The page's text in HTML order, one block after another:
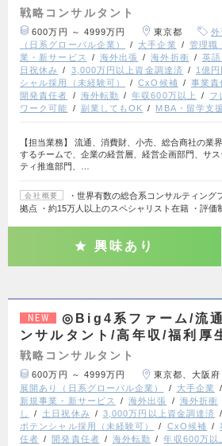
戦略コンサルタント
600万円 ～ 4999万円 東京都 外
（日系グローバル企業）
大手企業 管理職
業・新サービス
海外出張 海外折衝 英
日祝休み
3,000万円以上資金調達済 1億
シャル採用（未経験可）
CxO候補 事業責
開発責任者
海外転勤 年収600万以上 フ
ワーク可能
副業してもOK MBA・留学支
【担当業務】 流通、消費財、小売、総合商社の業
するチームで、企業の経営層、経営企画部門、サス
ティ推進部門、…
会社概要
・世界有数の総合系コンサルティング
拠点 ・約15万人以上のスペシャリスト在籍 ・評
興味あり
NEW
◎Big4系ファーム/流
ンサルタント/高年収/福利厚
戦略コンサルタント
600万円 ～ 4999万円 東京都、大阪府
展開あり（日系グローバル企業）
大手企業
新規事業・新サービス
海外出張 海外折衝
し
土日祝休み 3,000万円以上資金調達済
ポテンシャル採用（未経験可）
CxO候補
任者
開発責任者 海外転勤 年収600万以